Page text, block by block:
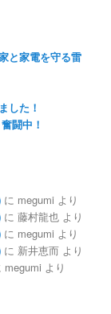
と家電を守る雷
した！
闘中！
に megumi より
に藤村龍也 より
に megumi より
に 新井恵而 より
megumi より